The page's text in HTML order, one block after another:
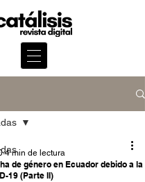
de género en Ecuador debido a la
19 (Parte II)
4 min de lectura